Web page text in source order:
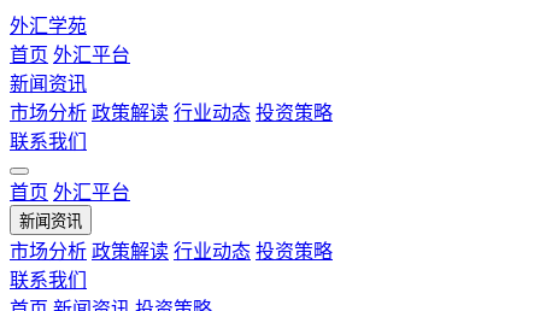
外汇学苑
首页 外汇平台
新闻资讯
市场分析 政策解读 行业动态 投资策略
联系我们
首页 外汇平台
新闻资讯
市场分析 政策解读 行业动态 投资策略
联系我们